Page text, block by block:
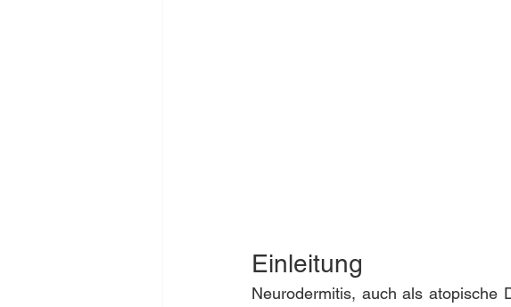
Einleitung
Neurodermitis, auch als atopische